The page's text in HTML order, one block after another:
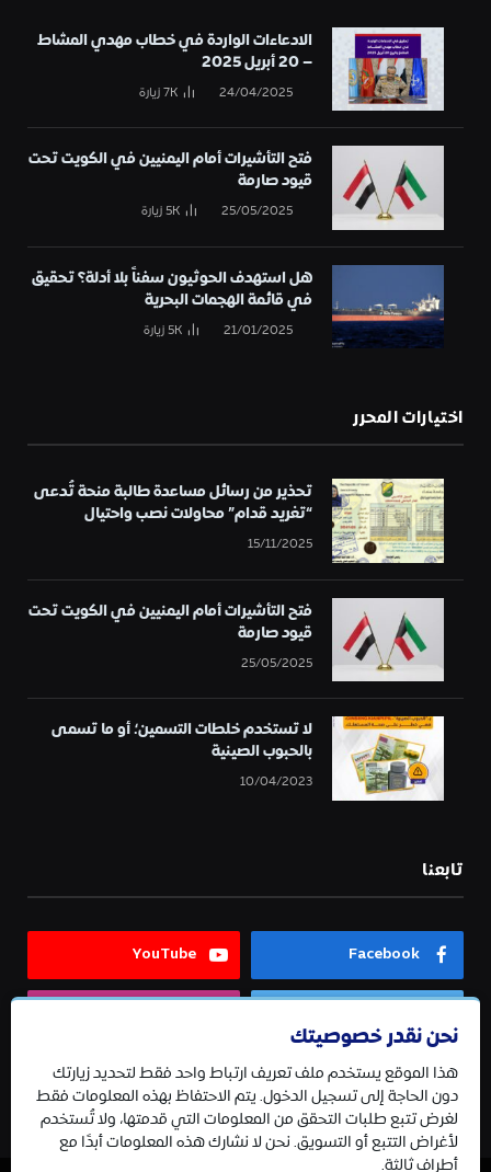
الادعاءات الواردة في خطاب مهدي المشاط
– 20 أبريل 2025
24/04/2025
7Kزيارة
فتح التأشيرات أمام اليمنيين في الكويت تحت
قيود صارمة
25/05/2025
5Kزيارة
هل استهدف الحوثيون سفناً بلا أدلة؟ تحقيق
في قائمة الهجمات البحرية
21/01/2025
5Kزيارة
اختيارات المحرر
تحذير من رسائل مساعدة طالبة منحة تُدعى
“تغريد قدام” محاولات نصب واحتيال
15/11/2025
فتح التأشيرات أمام اليمنيين في الكويت تحت
قيود صارمة
25/05/2025
لا تستخدم خلطات التسمين؛ أو ما تسمى
بالحبوب الصينية
10/04/2023
تابعنا
Facebook
YouTube
Telegram
نحن نقدر خصوصيتك
هذا الموقع يستخدم ملف تعريف ارتباط واحد فقط لتحديد زيارتك
دون الحاجة إلى تسجيل الدخول. يتم الاحتفاظ بهذه المعلومات فقط
لغرض تتبع طلبات التحقق من المعلومات التي قدمتها، ولا تُستخدم
لأغراض التتبع أو التسويق. نحن لا نشارك هذه المعلومات أبدًا مع
أطراف ثالثة.